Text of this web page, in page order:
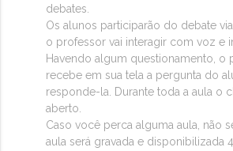
debates.
Os alunos participarão do debate
o professor vai interagir com voz e
Havendo algum questionamento, o
recebe em sua tela a pergunta do
responde-la. Durante toda a aula o
aberto.
Caso você perca alguma aula, não
aula será gravada e disponibilizada